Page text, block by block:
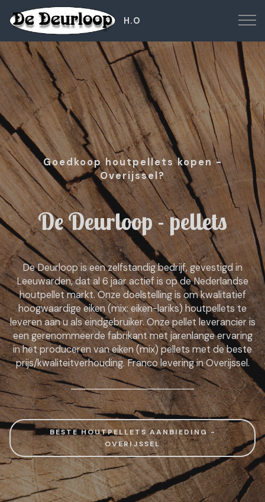
H.O
Goedkoop houtpellets kopen -
Overijssel?
De Deurloop - pellets
De Deurloop is een zelfstandig bedrijf, gevestigd in
Leeuwarden, dat al 6 jaar actief is op de Nederlandse
houtpellet markt. Onze doelstelling is om kwalitatief
hoogwaardige eiken (mix: eiken-lariks) houtpellets te
leveren aan u als eindgebruiker. Onze pellet leverancier is
een gerenommeerde fabrikant met jarenlange ervaring
in het produceren van eiken (mix) pellets met de beste
prijs/kwaliteitverhouding. Franco levering in Overijssel.
BESTE HOUTPELLETS AANBIEDING -
OVERIJSSEL